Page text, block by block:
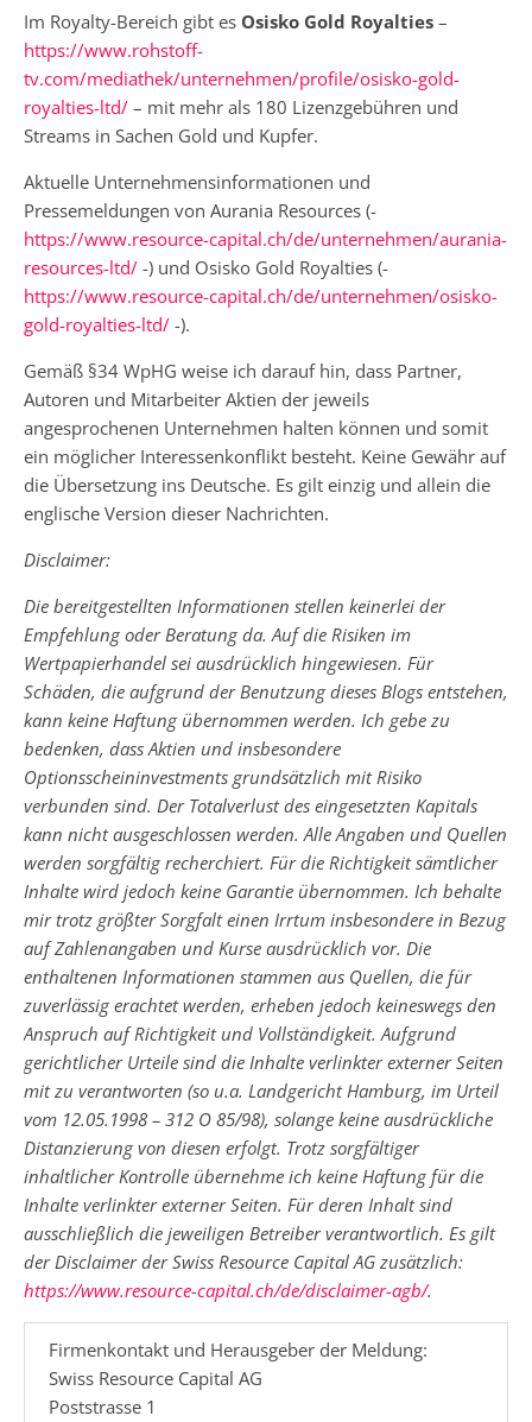
Im Royalty-Bereich gibt es Osisko Gold Royalties –
https://www.rohstoff-
tv.com/mediathek/unternehmen/profile/osisko-gold-
royalties-ltd/ – mit mehr als 180 Lizenzgebühren und
Streams in Sachen Gold und Kupfer.
Aktuelle Unternehmensinformationen und
Pressemeldungen von Aurania Resources (-
https://www.resource-capital.ch/de/unternehmen/aurania-
resources-ltd/ -) und Osisko Gold Royalties (-
https://www.resource-capital.ch/de/unternehmen/osisko-
gold-royalties-ltd/ -).
Gemäß §34 WpHG weise ich darauf hin, dass Partner,
Autoren und Mitarbeiter Aktien der jeweils
angesprochenen Unternehmen halten können und somit
ein möglicher Interessenkonflikt besteht. Keine Gewähr auf
die Übersetzung ins Deutsche. Es gilt einzig und allein die
englische Version dieser Nachrichten.
Disclaimer:
Die bereitgestellten Informationen stellen keinerlei der
Empfehlung oder Beratung da. Auf die Risiken im
Wertpapierhandel sei ausdrücklich hingewiesen. Für
Schäden, die aufgrund der Benutzung dieses Blogs entstehen,
kann keine Haftung übernommen werden. Ich gebe zu
bedenken, dass Aktien und insbesondere
Optionsscheininvestments grundsätzlich mit Risiko
verbunden sind. Der Totalverlust des eingesetzten Kapitals
kann nicht ausgeschlossen werden. Alle Angaben und Quellen
werden sorgfältig recherchiert. Für die Richtigkeit sämtlicher
Inhalte wird jedoch keine Garantie übernommen. Ich behalte
mir trotz größter Sorgfalt einen Irrtum insbesondere in Bezug
auf Zahlenangaben und Kurse ausdrücklich vor. Die
enthaltenen Informationen stammen aus Quellen, die für
zuverlässig erachtet werden, erheben jedoch keineswegs den
Anspruch auf Richtigkeit und Vollständigkeit. Aufgrund
gerichtlicher Urteile sind die Inhalte verlinkter externer Seiten
mit zu verantworten (so u.a. Landgericht Hamburg, im Urteil
vom 12.05.1998 – 312 O 85/98), solange keine ausdrückliche
Distanzierung von diesen erfolgt. Trotz sorgfältiger
inhaltlicher Kontrolle übernehme ich keine Haftung für die
Inhalte verlinkter externer Seiten. Für deren Inhalt sind
ausschließlich die jeweiligen Betreiber verantwortlich. Es gilt
der Disclaimer der Swiss Resource Capital AG zusätzlich:
https://www.resource-capital.ch/de/disclaimer-agb/.
Firmenkontakt und Herausgeber der Meldung:
Swiss Resource Capital AG
Poststrasse 1